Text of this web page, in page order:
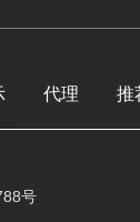
代理 推
号